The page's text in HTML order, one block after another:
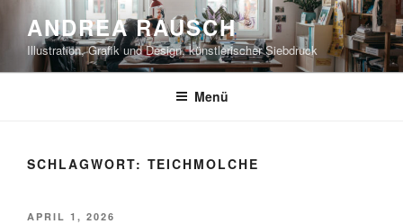
Inhalt
springen
ANDREA RAUSCH
Illustration, Grafik und Design, künstlerischer Siebdruck
Menü
SCHLAGWORT: TEICHMOLCHE
VERÖFFENTLICHT
APRIL 1, 2026